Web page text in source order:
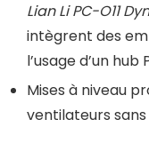
Lian Li PC-O11
intègrent des
l’usage d’un hub
Mises à niveau
ventilateurs